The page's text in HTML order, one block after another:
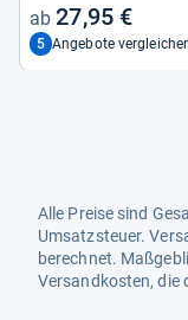
27,95 €
5 Angebote
Alle Preise sind
Umsatzsteuer.
berechnet.
Versandkosten, die